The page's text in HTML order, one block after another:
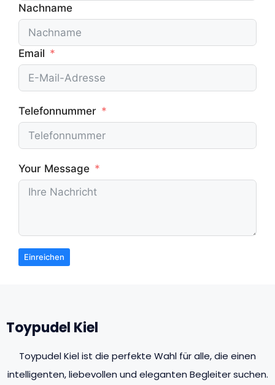
Nachname
Email
Telefonnummer
Your Message
Einreichen
Toypudel Kiel
Toypudel Kiel ist die perfekte Wahl für alle, die einen
intelligenten, liebevollen und eleganten Begleiter suchen.